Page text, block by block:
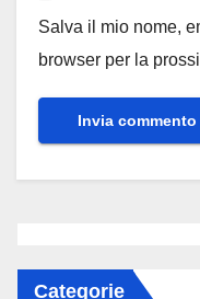
Salva il mio nome,
browser per la
Categorie